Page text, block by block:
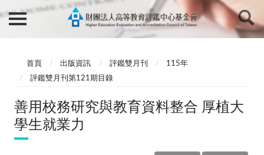
首頁 出版資訊 評鑑雙月刊
115年
評鑑雙月刊第121期目錄
善用校務研究與教育資料整合 厚植大
學生就業力